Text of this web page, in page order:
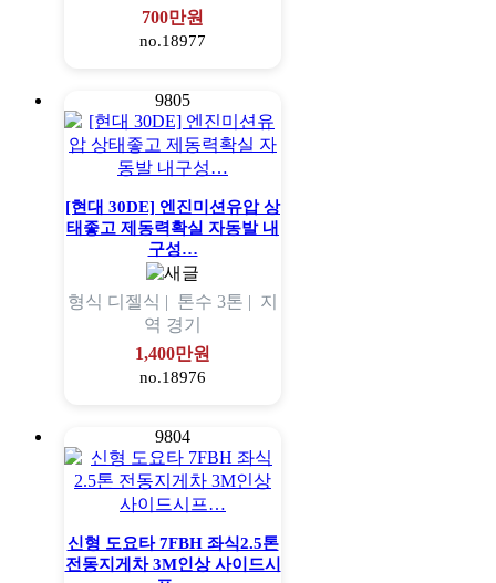
700만원
no.18977
9805
[현대 30DE] 엔진미션유압 상
태좋고 제동력확실 자동발 내
구성…
형식 디젤식 | 톤수 3톤 | 지
역 경기
1,400만원
no.18976
9804
신형 도요타 7FBH 좌식2.5톤
전동지게차 3M인상 사이드시